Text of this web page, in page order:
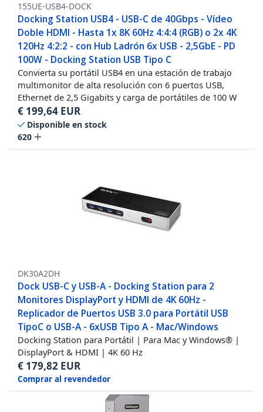
155UE-USB4-DOCK
Docking Station USB4 - USB-C de 40Gbps - Vídeo
Doble HDMI - Hasta 1x 8K 60Hz 4:4:4 (RGB) o 2x 4K
120Hz 4:2:2 - con Hub Ladrón 6x USB - 2,5GbE - PD
100W - Docking Station USB Tipo C
Convierta su portátil USB4 en una estación de trabajo
multimonitor de alta resolución con 6 puertos USB,
Ethernet de 2,5 Gigabits y carga de portátiles de 100 W
€ 199,64 EUR
Disponible en stock
620
DK30A2DH
Dock USB-C y USB-A - Docking Station para 2
Monitores DisplayPort y HDMI de 4K 60Hz -
Replicador de Puertos USB 3.0 para Portátil USB
TipoC o USB-A - 6xUSB Tipo A - Mac/Windows
Docking Station para Portátil | Para Mac y Windows® |
DisplayPort & HDMI | 4K 60 Hz
€ 179,82 EUR
Comprar al revendedor